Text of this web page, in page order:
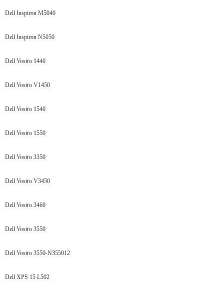
Dell Inspiron M5040
Dell Inspiron N5050
Dell Vostro 1440
Dell Vostro V1450
Dell Vostro 1540
Dell Vostro 1550
Dell Vostro 3350
Dell Vostro V3450
Dell Vostro 3460
Dell Vostro 3550
Dell Vostro 3550-N355012
Dell XPS 15 L502